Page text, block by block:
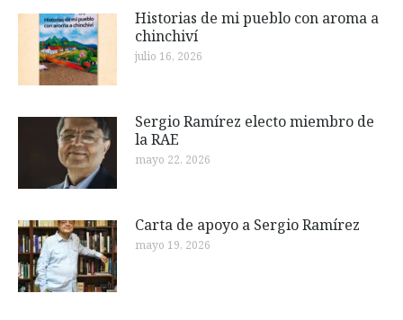
Historias de mi pueblo con aroma a
chinchiví
julio 16, 2026
Sergio Ramírez electo miembro de
la RAE
mayo 22, 2026
Carta de apoyo a Sergio Ramírez
mayo 19, 2026